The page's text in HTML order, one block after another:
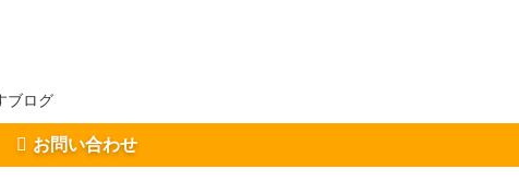
ブログ
お問い合わせ